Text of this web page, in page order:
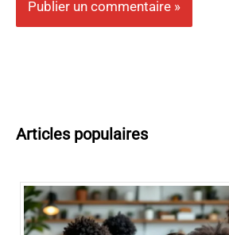
Articles populaires